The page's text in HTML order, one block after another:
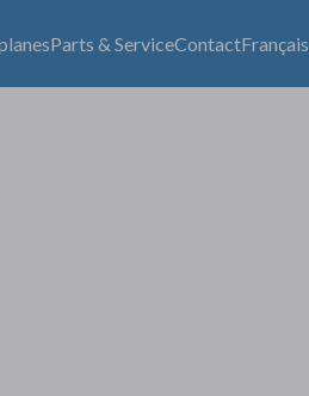
Parts & ServiceContactFrançais